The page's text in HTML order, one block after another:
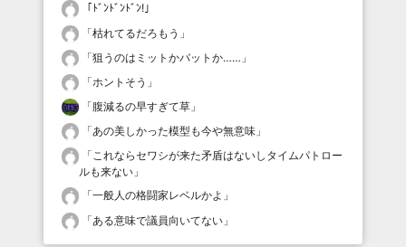
「 ﾄﾞﾝﾄﾞﾝﾄﾞﾝ! 」
「枯れてるだろもう 」
「狙うのはミットかバットか…… 」
「ホントそう 」
「腹減るの早すぎて草 」
「あの美しかった模型も今や無意味 」
「これならセワシが来た矛盾はないしタイムパトロー
ルも来ない 」
「一般人の格闘家レベルかよ 」
「ある意味で議員向いてない 」